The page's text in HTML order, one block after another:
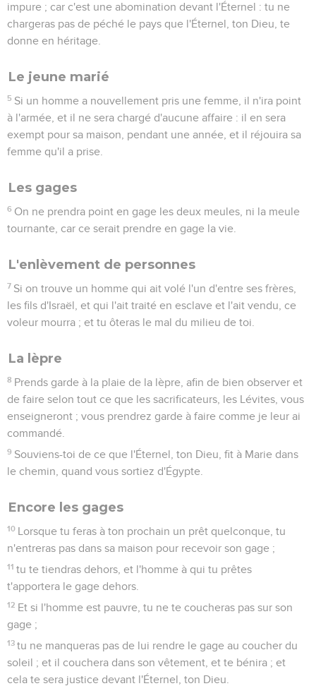
impure ; car c'est une abomination devant l'Éternel : tu ne
chargeras pas de péché le pays que l'Éternel, ton Dieu, te
donne en héritage.
Le jeune marié
5 Si un homme a nouvellement pris une femme, il n'ira point
à l'armée, et il ne sera chargé d'aucune affaire : il en sera
exempt pour sa maison, pendant une année, et il réjouira sa
femme qu'il a prise.
Les gages
6 On ne prendra point en gage les deux meules, ni la meule
tournante, car ce serait prendre en gage la vie.
L'enlèvement de personnes
7 Si on trouve un homme qui ait volé l'un d'entre ses frères,
les fils d'Israël, et qui l'ait traité en esclave et l'ait vendu, ce
voleur mourra ; et tu ôteras le mal du milieu de toi.
La lèpre
8 Prends garde à la plaie de la lèpre, afin de bien observer et
de faire selon tout ce que les sacrificateurs, les Lévites, vous
enseigneront ; vous prendrez garde à faire comme je leur ai
commandé.
9 Souviens-toi de ce que l'Éternel, ton Dieu, fit à Marie dans
le chemin, quand vous sortiez d'Égypte.
Encore les gages
10 Lorsque tu feras à ton prochain un prêt quelconque, tu
n'entreras pas dans sa maison pour recevoir son gage ;
11 tu te tiendras dehors, et l'homme à qui tu prêtes
t'apportera le gage dehors.
12 Et si l'homme est pauvre, tu ne te coucheras pas sur son
gage ;
13 tu ne manqueras pas de lui rendre le gage au coucher du
soleil ; et il couchera dans son vêtement, et te bénira ; et
cela te sera justice devant l'Éternel, ton Dieu.